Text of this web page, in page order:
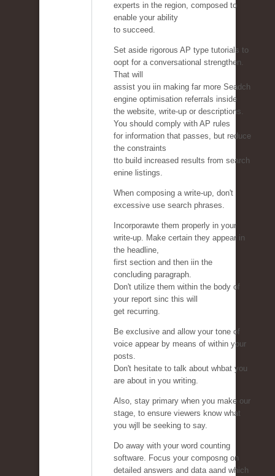
experts in the region, composed to
enable your ability
to succeed.
Set aside rigorous AP type tutorials to
oopt for a conversational strengthen.
That will
assist you iin making far more Seadch
engine optimisation referrals inside
the website, write-up or descriptions.
You should comply with AP rules
for information that passes, but reduce
the constraints
tto build increased results from search
enine listings.
When composing a write-up, don't
excessive use search phrases.
Incorporawte them properly in your
write-up. Make certain they appear in
the headline,
first section and then iin the
concluding paragraph.
Don't utilize them within the body of
your report sinc this will
get recurring.
Be exclusive and allow your tone of
voice appear by means of within your
posts.
Don't hesitate to talk about whbat you
are about in you writing.
Also, stay primary when you make our
stage, to ensure viewers know what
you wjll be seeking to say.
Do away with your word counting
software. Focus your composng on
detailed answers and data aand which